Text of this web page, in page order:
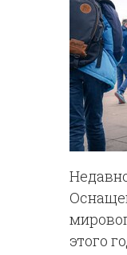
этого